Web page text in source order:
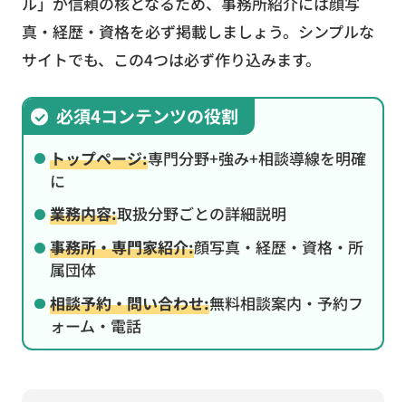
真・経歴・資格を必ず掲載しましょう。シンプルな
サイトでも、この4つは必ず作り込みます。
必須4コンテンツの役割
トップページ:専門分野+強み+相談導線を明確
に
業務内容:取扱分野ごとの詳細説明
事務所・専門家紹介:顔写真・経歴・資格・所
属団体
相談予約・問い合わせ:無料相談案内・予約フ
ォーム・電話